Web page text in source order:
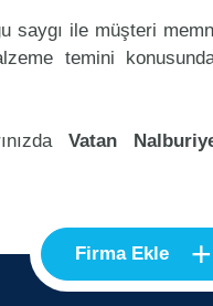
saygı ile müşteri
temini
Vatan
Firma Ekle +